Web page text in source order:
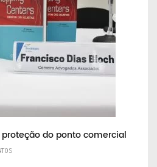
do ponto comercial